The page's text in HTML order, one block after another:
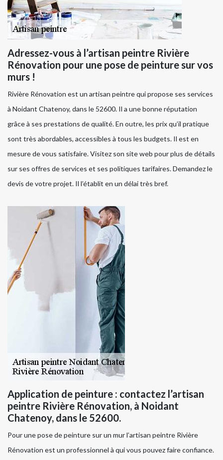
Adressez-vous à l’artisan peintre Rivière
Rénovation pour une pose de peinture sur vos
murs !
Rivière Rénovation est un artisan peintre qui propose ses services
à Noidant Chatenoy, dans le 52600. Il a une bonne réputation
grâce à ses prestations de qualité. En outre, les prix qu’il pratique
sont très abordables, accessibles à tous les budgets. Il est en
mesure de vous satisfaire. Visitez son site web pour plus de détails
sur ses offres de services et ses politiques tarifaires. Demandez le
devis de votre projet. Il l’établit en un délai très bref.
Application de peinture : contactez l’artisan
peintre Rivière Rénovation, à Noidant
Chatenoy, dans le 52600.
Pour une pose de peinture sur un mur l’artisan peintre Rivière
Rénovation est un professionnel à qui vous pouvez faire confiance.